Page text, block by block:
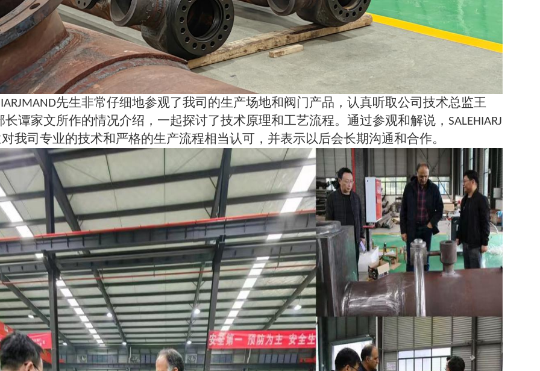
先生非常仔细地参观了我司的生产场地和阀门产品，认真听取公司技术总监王
长谭家文所作的情况介绍，一起探讨了技术原理和工艺流程。通过参观和解说， SALEHIARJ
我司专业的技术和严格的生产流程相当认可，并表示以后会长期沟通和合作。